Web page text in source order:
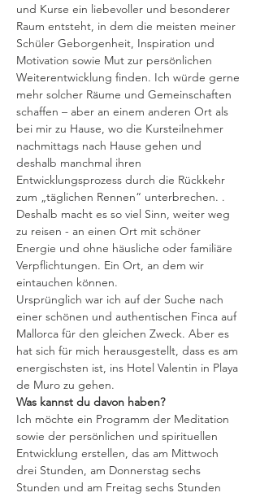
und Kurse ein liebevoller und besonderer
Raum entsteht, in dem die meisten meiner
Schüler Geborgenheit, Inspiration und
Motivation sowie Mut zur persönlichen
Weiterentwicklung finden. Ich würde gerne
mehr solcher Räume und Gemeinschaften
schaffen – aber an einem anderen Ort als
bei mir zu Hause, wo die Kursteilnehmer
nachmittags nach Hause gehen und
deshalb manchmal ihren
Entwicklungsprozess durch die Rückkehr
zum „täglichen Rennen“ unterbrechen. .
Deshalb macht es so viel Sinn, weiter weg
zu reisen - an einen Ort mit schöner
Energie und ohne häusliche oder familiäre
Verpflichtungen. Ein Ort, an dem wir
eintauchen können.
Ursprünglich war ich auf der Suche nach
einer schönen und authentischen Finca auf
Mallorca für den gleichen Zweck. Aber es
hat sich für mich herausgestellt, dass es am
energischsten ist, ins Hotel Valentin in Playa
de Muro zu gehen.
Was kannst du davon haben?
Ich möchte ein Programm der Meditation
sowie der persönlichen und spirituellen
Entwicklung erstellen, das am Mittwoch
drei Stunden, am Donnerstag sechs
Stunden und am Freitag sechs Stunden